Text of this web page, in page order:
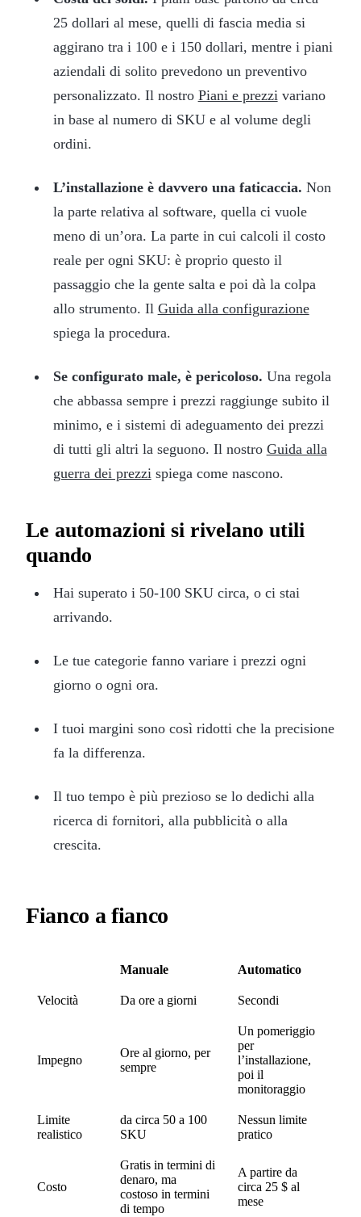
25 dollari al mese, quelli di fascia media si
aggirano tra i 100 e i 150 dollari, mentre i piani
aziendali di solito prevedono un preventivo
personalizzato. Il nostro Piani e prezzi variano
in base al numero di SKU e al volume degli
ordini.
L’installazione è davvero una faticaccia. Non
la parte relativa al software, quella ci vuole
meno di un’ora. La parte in cui calcoli il costo
reale per ogni SKU: è proprio questo il
passaggio che la gente salta e poi dà la colpa
allo strumento. Il Guida alla configurazione
spiega la procedura.
Se configurato male, è pericoloso. Una regola
che abbassa sempre i prezzi raggiunge subito il
minimo, e i sistemi di adeguamento dei prezzi
di tutti gli altri la seguono. Il nostro Guida alla
guerra dei prezzi spiega come nascono.
Le automazioni si rivelano utili
quando
Hai superato i 50-100 SKU circa, o ci stai
arrivando.
Le tue categorie fanno variare i prezzi ogni
giorno o ogni ora.
I tuoi margini sono così ridotti che la precisione
fa la differenza.
Il tuo tempo è più prezioso se lo dedichi alla
ricerca di fornitori, alla pubblicità o alla
crescita.
Fianco a fianco
Manuale Automatico
Velocità Da ore a giorni Secondi
Impegno
Ore al giorno, per
sempre
Un pomeriggio
per
l’installazione,
poi il
monitoraggio
Limite
realistico
da circa 50 a 100
SKU
Nessun limite
pratico
Costo
Gratis in termini di
denaro, ma
costoso in termini
di tempo
A partire da
circa 25 $ al
mese